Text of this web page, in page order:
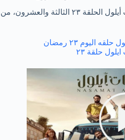
يمكن مشاهدة مسلسل نسمات أيلول الحلقة ٢٣ الثالثة والعشرون، من
اليوم ٢٣ رمضان
حلقة ٢٣